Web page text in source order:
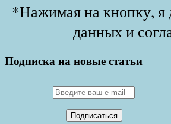
*Нажимая на кнопку, я
данных и
Подписка на новые статьи